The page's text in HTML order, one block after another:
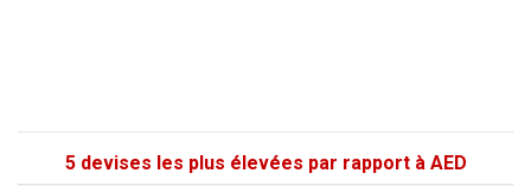
5 devises les plus élevées par rapport à AED